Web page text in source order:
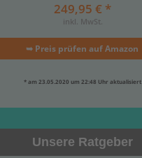
249,95 € *
inkl. MwSt.
➥ Preis prüfen auf Amazon
* am 23.05.2020 um 22:48 Uhr aktualisiert
Unsere Ratgeber